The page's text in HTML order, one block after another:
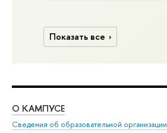
Показать все
О КАМПУСЕ
Сведения об образовательной организации